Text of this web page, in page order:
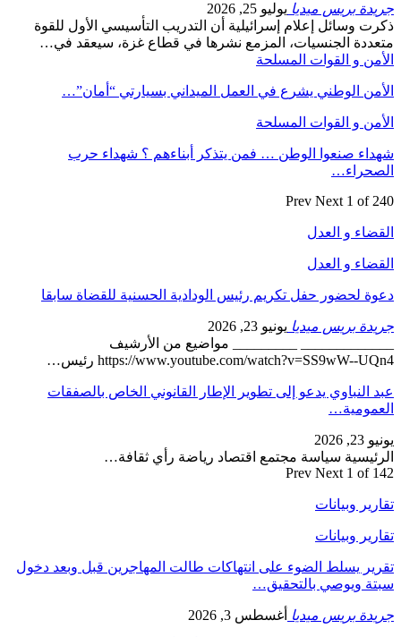
جريدة بريس ميديا يوليو 25, 2026
ذكرت وسائل إعلام إسرائيلية أن التدريب التأسيسي الأول للقوة
متعددة الجنسيات، المزمع نشرها في قطاع غزة، سيعقد في…
الأمن و القوات المسلحة
الأمن الوطني يشرع في العمل الميداني بسيارتي “أمان”…
الأمن و القوات المسلحة
شهداء صنعوا الوطن … فمن يتذكر أبناءهم ؟ شهداء حرب
الصحراء…
Prev Next 1 of 240
القضاء و العدل
القضاء و العدل
دعوة لحضور حفل تكريم رئيس الودادية الحسنية للقضاة سابقا
جريدة بريس ميديا يونيو 23, 2026
_____________ _________ مواضيع من الأرشيف
https://www.youtube.com/watch?v=SS9wW--UQn4 رئيس…
عبد النباوي يدعو إلى تطوير الإطار القانوني الخاص بالصفقات
العمومية…
يونيو 23, 2026
الرئيسية سياسة مجتمع اقتصاد رياضة رأي ثقافة…
Prev Next 1 of 142
تقارير وبيانات
تقارير وبيانات
تقرير يسلط الضوء على انتهاكات طالت المهاجرين قبل وبعد دخول
سبتة ويوصي بالتحقيق…
جريدة بريس ميديا أغسطس 3, 2026